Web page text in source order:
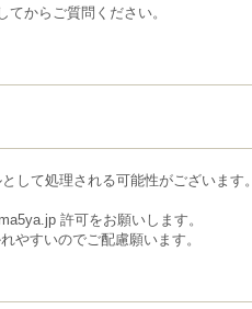
てからご質問ください。
して処理される可能性がございます。
許可をお願いします。
やすいのでご配慮願います。